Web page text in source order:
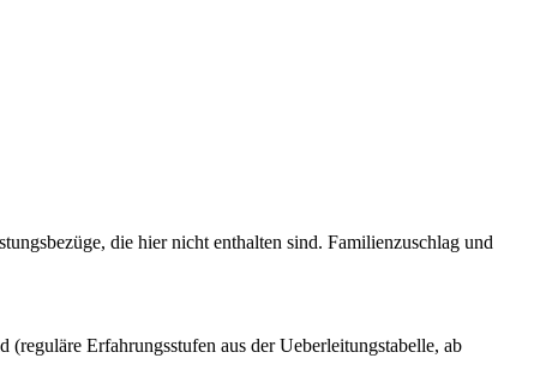
die hier nicht enthalten sind. Familienzuschlag und
(reguläre Erfahrungsstufen aus der Ueberleitungstabelle, ab